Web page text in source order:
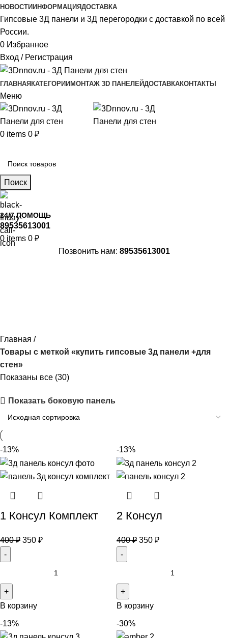
НОВОСТИ ИНФОРМАЦИЯДОСТАВКА
Гипсовые 3Д панели и 3Д перегородки с доставкой по всей
России.
0 Избранное
Вход / Регистрация
ГЛАВНАЯ КАТЕГОРИИ МОНТАЖ 3D ПАНЕЛЕЙДОСТАВКАКОНТАКТЫ
Меню
0 items 0 ₽
Поиск
24/7 ПОМОЩЬ
89535613001
0 items 0 ₽
Позвонить нам: 89535613001
Главная
Товары с меткой «купить гипсовые 3д панели +для
стен»
Показаны все (30)
Показать боковую панель
-13%
1 Консул Комплект
400₽ 350 ₽
В корзину
-13%
2 Консул
400₽ 350 ₽
В корзину
-13% -30%